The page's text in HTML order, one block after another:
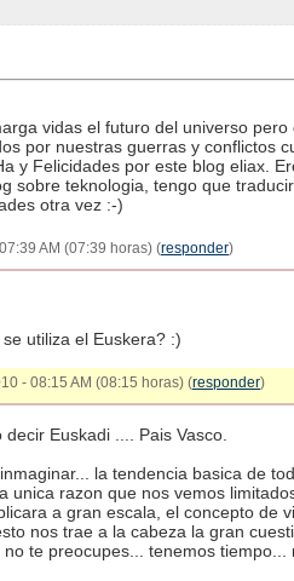
vidas el futuro del universo pero
por nuestras guerras y conflictos
y Felicidades por este blog eliax.
sobre teknologia, tengo que
otra vez :-)
AM (07:39 horas) (responder)
utiliza el Euskera? :)
- 08:15 AM (08:15 horas) (responder)
Euskadi .... Pais Vasco.
la tendencia basica de
unica razon que nos vemos
a gran escala, el concepto de
nos trae a la cabeza la gran
te preocupes... tenemos tiempo...